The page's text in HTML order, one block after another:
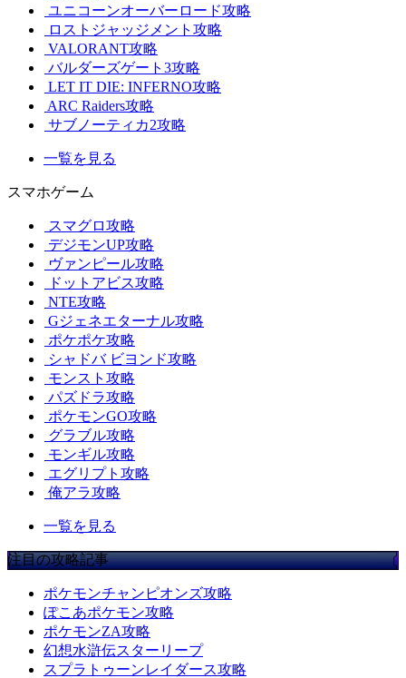
ユニコーンオーバーロード攻略
ロストジャッジメント攻略
VALORANT攻略
バルダーズゲート3攻略
LET IT DIE: INFERNO攻略
ARC Raiders攻略
サブノーティカ2攻略
一覧を見る
スマホゲーム
スマグロ攻略
デジモンUP攻略
ヴァンピール攻略
ドットアビス攻略
NTE攻略
Gジェネエターナル攻略
ポケポケ攻略
シャドバ ビヨンド攻略
モンスト攻略
パズドラ攻略
ポケモンGO攻略
グラブル攻略
モンギル攻略
エグリプト攻略
俺アラ攻略
一覧を見る
注目の攻略記事
ポケモンチャンピオンズ攻略
ぽこあポケモン攻略
ポケモンZA攻略
幻想水滸伝スターリープ
スプラトゥーンレイダース攻略